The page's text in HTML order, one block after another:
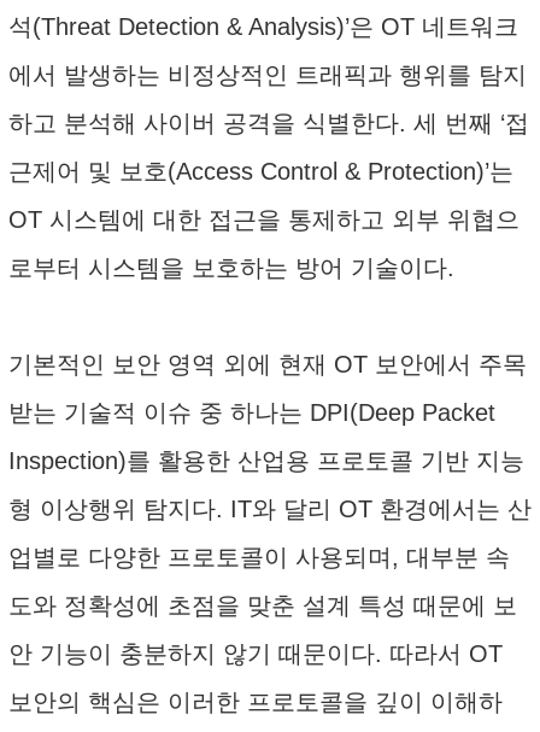
석(Threat Detection & Analysis)’은 OT 네트워크
에서 발생하는 비정상적인 트래픽과 행위를 탐지
하고 분석해 사이버 공격을 식별한다. 세 번째 ‘접
근제어 및 보호(Access Control & Protection)’는
OT 시스템에 대한 접근을 통제하고 외부 위협으
로부터 시스템을 보호하는 방어 기술이다.
기본적인 보안 영역 외에 현재 OT 보안에서 주목
받는 기술적 이슈 중 하나는 DPI(Deep Packet
Inspection)를 활용한 산업용 프로토콜 기반 지능
형 이상행위 탐지다. IT와 달리 OT 환경에서는 산
업별로 다양한 프로토콜이 사용되며, 대부분 속
도와 정확성에 초점을 맞춘 설계 특성 때문에 보
안 기능이 충분하지 않기 때문이다. 따라서 OT
보안의 핵심은 이러한 프로토콜을 깊이 이해하